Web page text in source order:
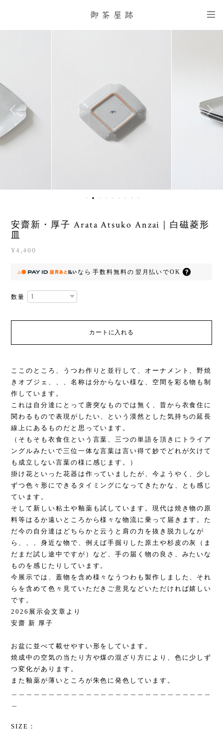
安齋新・厚子 Arata Atsuko Anzai｜白磁菱形
皿
¥4,400
なら 手数料無料の 翌月払いでOK
数量
カートに入れる
ここのところ、うつわ作りと並行して、オーナメント、野焼
きオブジェ、、、名称は分からない様な、空間を彩る物も制
作しています。
これは自分達にとって唐突なものでは無く、昔から衣食住に
関わるもので表現がしたい、という漠然とした気持ちの延長
線上にあるものだと思っています。
（そもそも衣食住という言葉、三つの単語を頂きにトライア
ングルみたいで三位一体な言葉は言い得て妙でどれが欠けて
も成立しない言葉の様に感じます。）
掛け花といった花器は作っていましたが、今ようやく、少し
ずつ色々形にできるタイミングになってきたかな、とも感じ
ています。
そして新しい粘土や釉薬も試しています。現代は焼き物の原
料等はるか遠いところから様々な物流に乗って届きます。た
だ今の自分達はどちらかと云うと肩の力を抜き脱力しなが
ら、、、身近な物で、例えば手掘りした原土や杉皮の灰（ま
だまだ試し途中ですが）など、手の届く物の良さ、みたいな
ものを感じたりしています。
今展示では、蓋物を含め様々なうつわも製作しました、それ
らを含めて色々見ていただきご意見などいただければ嬉しい
です。
2026展示会文章より
安齋 新 厚子
お盆に並べて載せやすい形をしています。
焼成中の空気の当たり方や煤の混ざり方により、色に少しず
つ変化があります。
また釉薬が薄いところが朱色に発色しています。
SIZE：